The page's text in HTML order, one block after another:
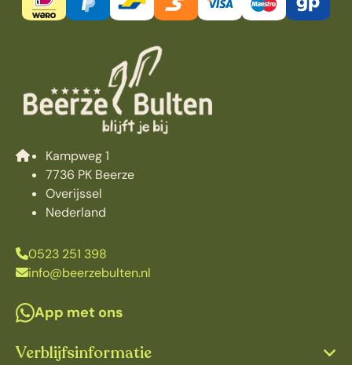
Kampweg 1
7736 PK Beerze
Overijssel
Nederland
0523 251 398
info@beerzebulten.nl
App met ons
Verblijfsinformatie